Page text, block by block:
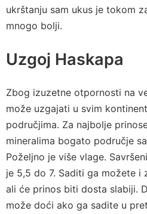
ukrštanju sam ukus je tokom
mnogo bolji.
Uzgoj Haskapa
Zbog izuzetne otpornosti na
može uzgajati u svim
područjima. Za najbolje
mineralima bogato područje
Poželjno je više vlage.
je 5,5 do 7. Saditi ga možete i
ali će prinos biti dosta slabiji.
može doći ako ga sadite u